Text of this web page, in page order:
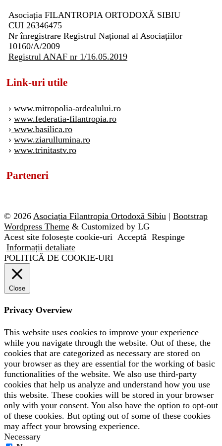
Asociația FILANTROPIA ORTODOXĂ SIBIU
CUI 26346475
Nr înregistrare Registrul Național al Asociațiilor
10160/A/2009
Registrul ANAF nr 1/16.05.2019
Link-uri utile
› www.mitropolia-ardealului.ro
› www.federatia-filantropia.ro
› www.basilica.ro
› www.ziarullumina.ro
› www.trinitastv.ro
Parteneri
© 2026 Asociația Filantropia Ortodoxă Sibiu | Bootstrap
Wordpress Theme & Customized by LG
Acest site folosește cookie-uri Acceptă Respinge
Informații detaliate
POLITICĂ DE COOKIE-URI
Close
Privacy Overview
This website uses cookies to improve your experience
while you navigate through the website. Out of these, the
cookies that are categorized as necessary are stored on
your browser as they are essential for the working of basic
functionalities of the website. We also use third-party
cookies that help us analyze and understand how you use
this website. These cookies will be stored in your browser
only with your consent. You also have the option to opt-out
of these cookies. But opting out of some of these cookies
may affect your browsing experience.
Necessary